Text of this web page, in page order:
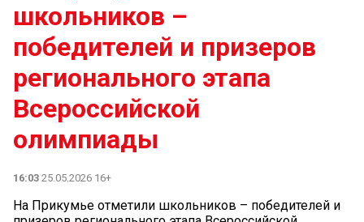
школьников –
победителей и призеров
регионального этапа
Всероссийской
олимпиады
16:03 25.05.2026 16+
На Прикумье отметили школьников – победителей и